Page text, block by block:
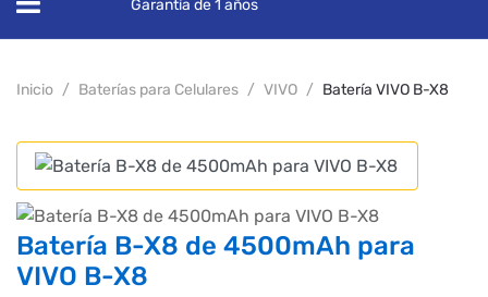
Garantía de 1 años
Inicio Baterías para Celulares VIVO Batería VIVO B-X8
Batería B-X8 de 4500mAh para
VIVO B-X8